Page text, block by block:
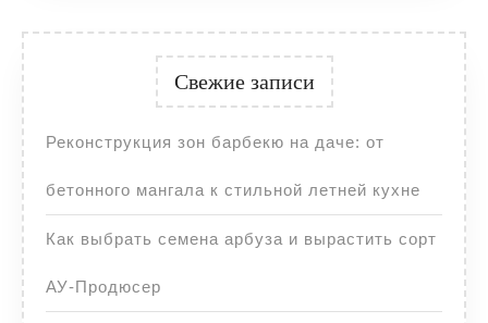
Свежие записи
Реконструкция зон барбекю на даче: от
бетонного мангала к стильной летней кухне
Как выбрать семена арбуза и вырастить сорт
АУ-Продюсер